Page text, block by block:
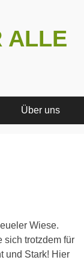
ALLE
Über uns
Wiese.
sich trotzdem für
und Stark! Hier